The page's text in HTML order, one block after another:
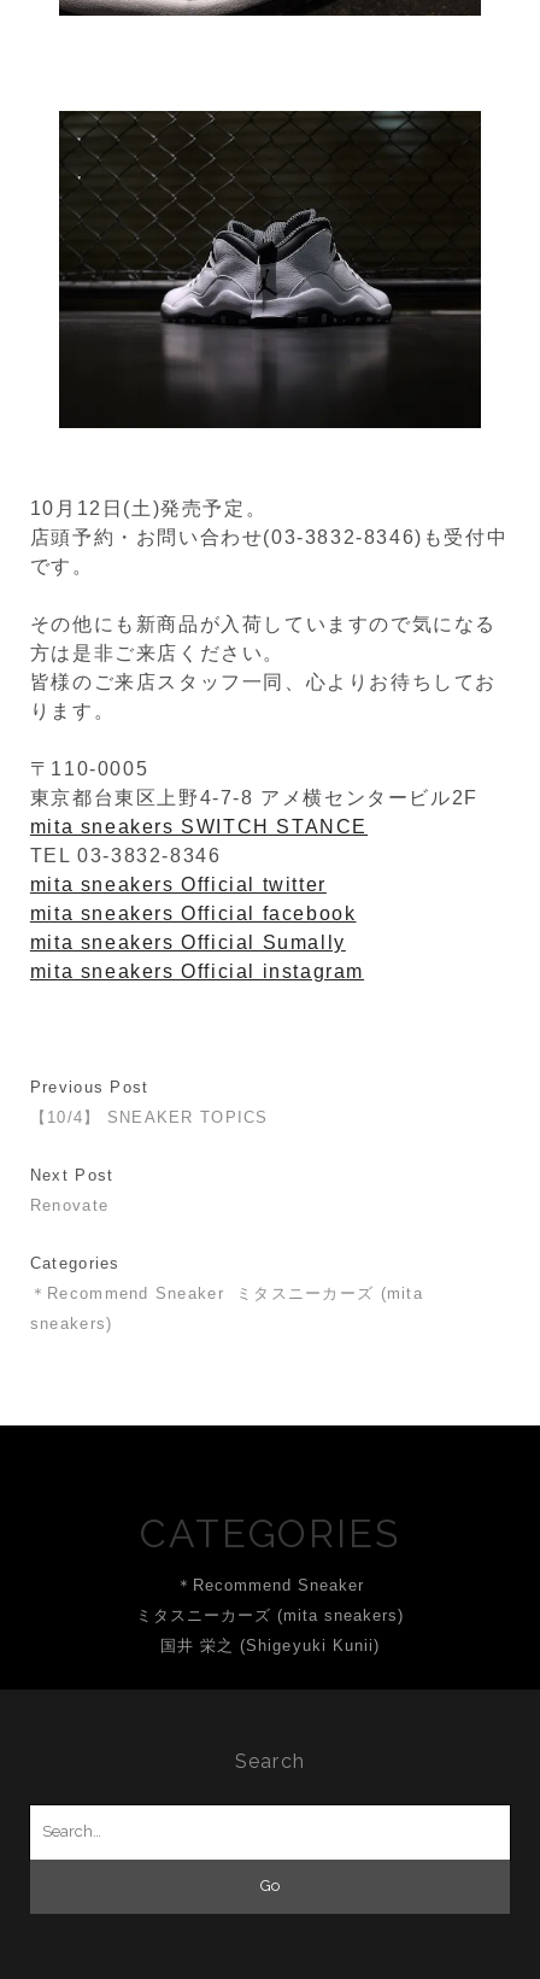
10月12日(土)発売予定。
店頭予約・お問い合わせ(03-3832-8346)も受付中
です。
その他にも新商品が入荷していますので気になる
方は是非ご来店ください。
皆様のご来店スタッフ一同、心よりお待ちしてお
ります。
〒110-0005
東京都台東区上野4-7-8 アメ横センタービル2F
mita sneakers SWITCH STANCE
TEL 03-3832-8346
mita sneakers Official twitter
mita sneakers Official facebook
mita sneakers Official Sumally
mita sneakers Official instagram
Previous Post
【10/4】 SNEAKER TOPICS
Next Post
Renovate
Categories
＊Recommend Sneaker
ミタスニーカーズ (mita
sneakers)
CATEGORIES
＊Recommend Sneaker
ミタスニーカーズ (mita sneakers)
国井 栄之 (Shigeyuki Kunii)
Search